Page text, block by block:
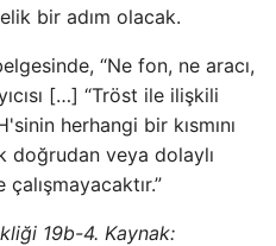
bir adım olacak.
“Ne fon, ne aracı,
[…] “Tröst ile ilişkili
herhangi bir kısmını
doğrudan veya dolaylı
19b-4. Kaynak: